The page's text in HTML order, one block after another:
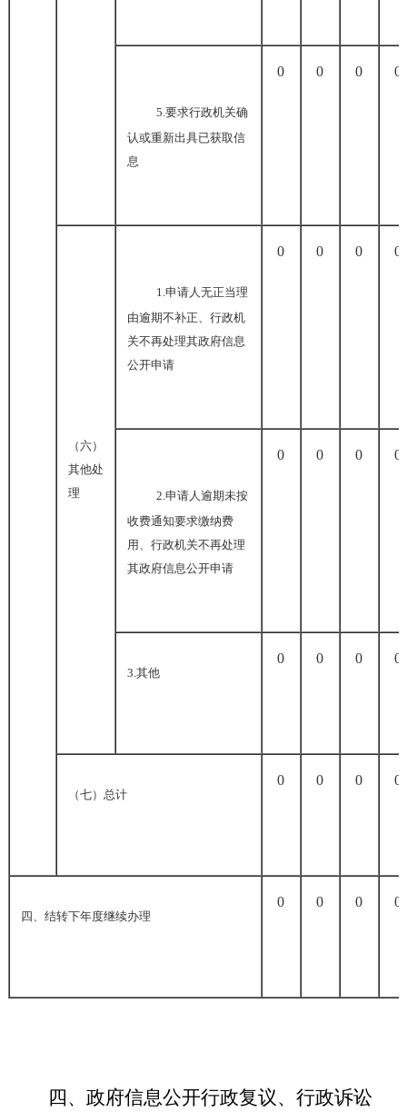
5.要求行政机关确
认或重新出具已获取信
息
0 0 0 0
（六）
其他处
理
1.申请人无正当理
由逾期不补正、行政机
关不再处理其政府信息
公开申请
0 0 0 0
2.申请人逾期未按
收费通知要求缴纳费
用、行政机关不再处理
其政府信息公开申请
0 0 0 0
3.其他
0 0 0 0
（七）总计
0 0 0 0
四、结转下年度继续办理
0 0 0 0
四、政府信息公开行政复议、行政诉讼